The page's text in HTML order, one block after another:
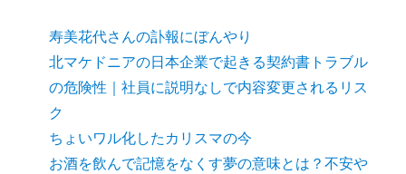
寿美花代さんの訃報にぼんやり
北マケドニアの日本企業で起きる契約書トラブル
の危険性｜社員に説明なしで内容変更されるリス
ク
ちょいワル化したカリスマの今
お酒を飲んで記憶をなくす夢の意味とは？不安や